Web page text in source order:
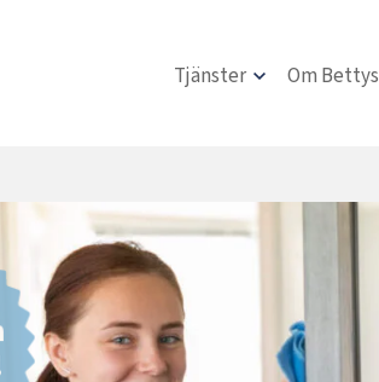
Tjänster Om Bettys